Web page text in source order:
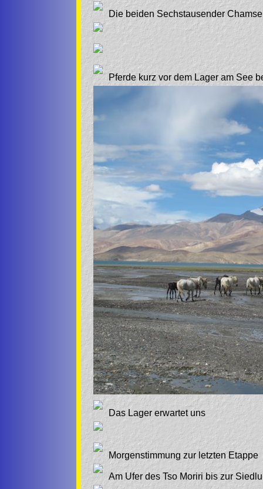
Die beiden Sechstausender
Pferde kurz vor dem Lager am See
Das Lager erwartet uns
Morgenstimmung zur letzten Etappe
Am Ufer des Tso Moriri bis zur